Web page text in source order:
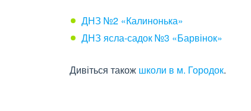
ДНЗ №2 «Калинонька»
ДНЗ ясла-садок №3 «Барвінок»
Дивіться також школи в м. Городок.